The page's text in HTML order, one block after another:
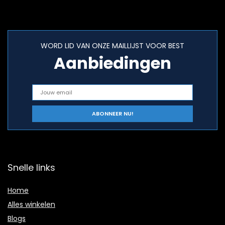
WORD LID VAN ONZE MAILLIJST VOOR BEST
Aanbiedingen
Snelle links
Home
Alles winkelen
Blogs